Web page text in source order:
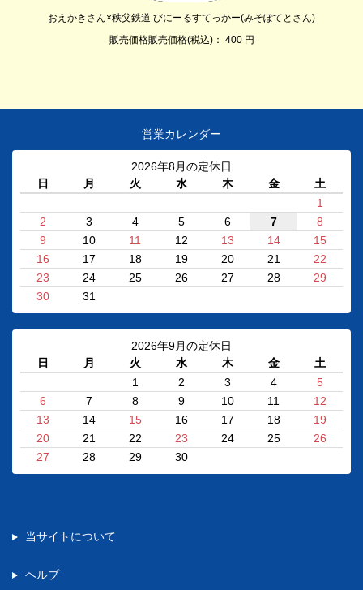
おえかきさん×秩父鉄道 びにーるすてっかー(みそぽてとさん)
販売価格販売価格(税込)： 400 円
営業カレンダー
2026年8月の定休日
日
月 火 水 木 金
土
1
2
3 4 5 6 7
8
9
10 11 12 13 14
15
16
17 18 19 20 21
22
23
24 25 26 27 28
29
30
31
2026年9月の定休日
日
月 火 水 木 金
土
1
2 3 4
5
6
7 8 9 10 11
12
13
14 15 16 17 18
19
20
21 22 23 24 25
26
27
28 29 30
当サイトについて
ヘルプ